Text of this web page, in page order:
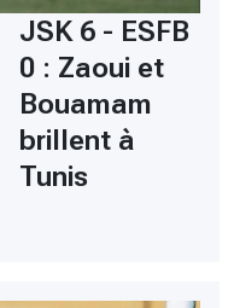
JSK 6 - ESFB
0 : Zaoui et
Bouamam
brillent à
Tunis